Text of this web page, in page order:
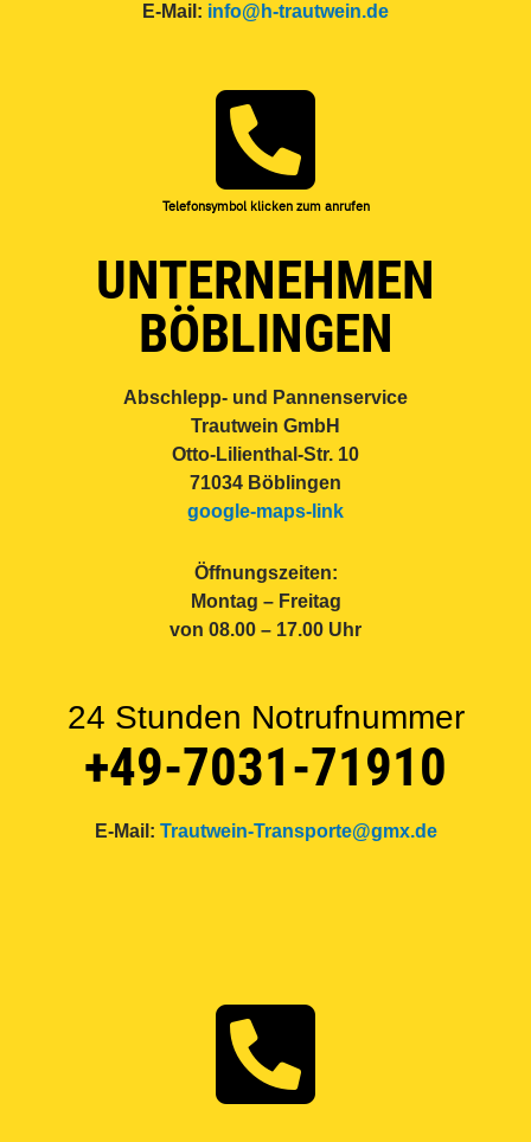
E-Mail: info@h-trautwein.de
Telefonsymbol klicken zum anrufen
UNTERNEHMEN
BÖBLINGEN
Abschlepp- und Pannenservice
Trautwein GmbH
Otto-Lilienthal-Str. 10
71034 Böblingen
google-maps-link
Öffnungszeiten:
Montag – Freitag
von 08.00 – 17.00 Uhr
24 Stunden Notrufnummer
+49-7031-71910
E-Mail: Trautwein-Transporte@gmx.de